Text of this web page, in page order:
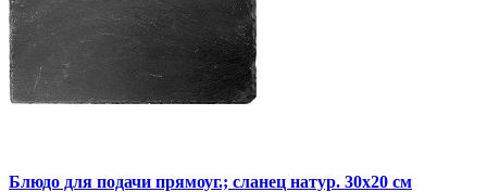
Блюдо для подачи прямоуг.; сланец натур. 30х20 см